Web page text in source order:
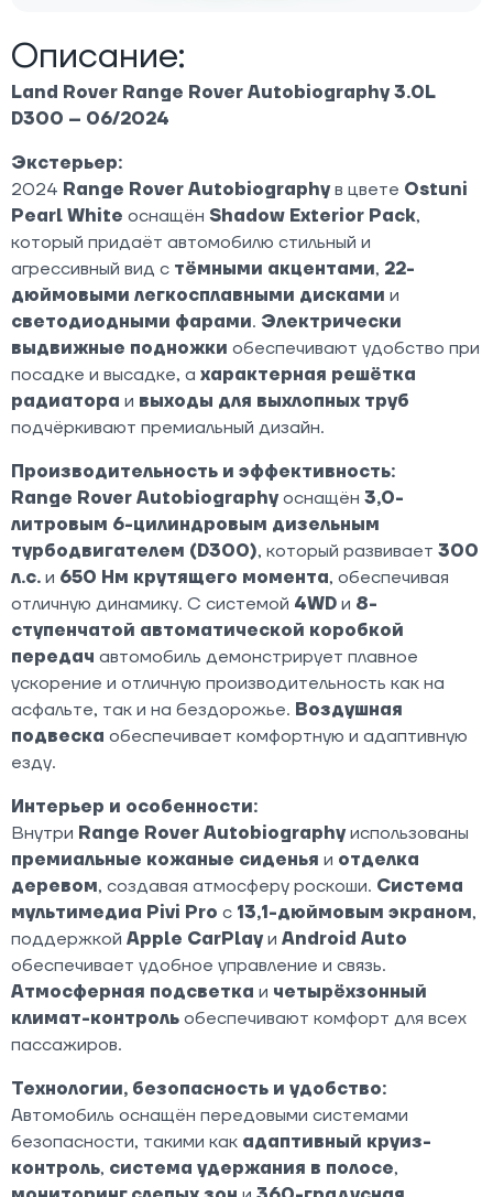
Описание:
Land Rover Range Rover Autobiography 3.0L
D300 – 06/2024
Экстерьер:
2024 Range Rover Autobiographyв цвете Ostuni
Pearl White оснащён Shadow Exterior Pack,
который придаёт автомобилю стильный и
агрессивный вид с тёмными акцентами, 22-
дюймовыми легкосплавными дисками и
светодиодными фарами. Электрически
выдвижные подножки обеспечивают удобство при
посадке и высадке, а характерная решётка
радиатора и выходы для выхлопных труб
подчёркивают премиальный дизайн.
Производительность и эффективность:
Range Rover Autobiographyоснащён 3,0-
литровым 6-цилиндровым дизельным
турбодвигателем (D300), который развивает 300
л.с. и 650 Нм крутящего момента, обеспечивая
отличную динамику. С системой 4WD и 8-
ступенчатой автоматической коробкой
передач автомобиль демонстрирует плавное
ускорение и отличную производительность как на
асфальте, так и на бездорожье. Воздушная
подвеска обеспечивает комфортную и адаптивную
езду.
Интерьер и особенности:
Внутри Range Rover Autobiographyиспользованы
премиальные кожаные сиденья и отделка
деревом, создавая атмосферу роскоши. Система
мультимедиа Pivi Pro с 13,1-дюймовым экраном,
поддержкой Apple CarPlayи Android Auto
обеспечивает удобное управление и связь.
Атмосферная подсветка и четырёхзонный
климат-контроль обеспечивают комфорт для всех
пассажиров.
Технологии, безопасность и удобство:
Автомобиль оснащён передовыми системами
безопасности, такими как адаптивный круиз-
контроль, система удержания в полосе,